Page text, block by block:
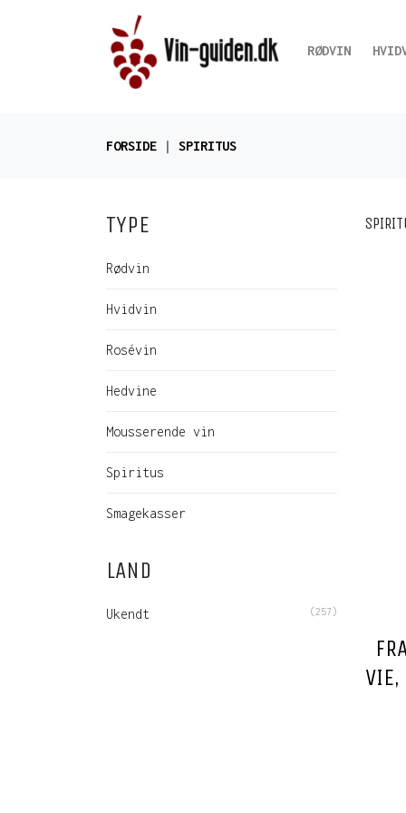
RØDVIN
FORSIDE SPIRITUS
TYPE
Rødvin
Hvidvin
Rosévin
Hedvine
Mousserende vin
Spiritus
Smagekasser
LAND
Ukendt (257)
VIE,